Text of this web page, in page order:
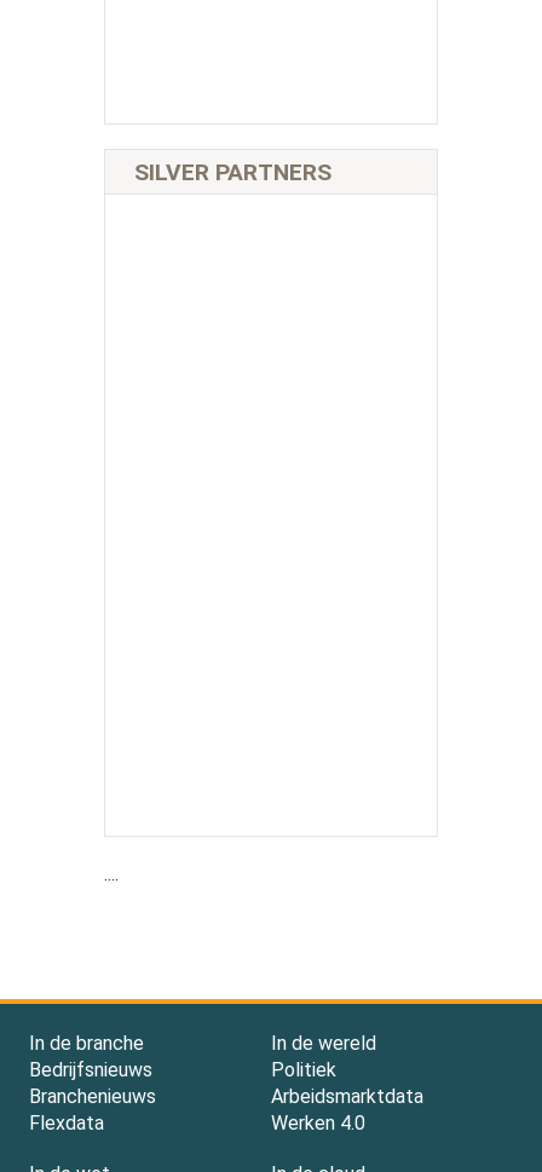
SILVER PARTNERS
....
In de branche
Bedrijfsnieuws
Branchenieuws
Flexdata
In de wereld
Politiek
Arbeidsmarktdata
Werken 4.0